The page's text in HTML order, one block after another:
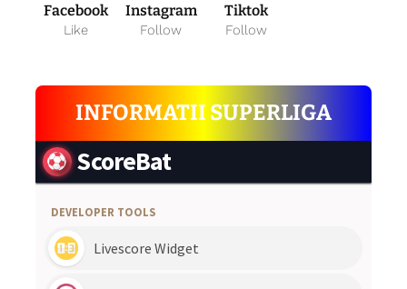
Facebook
Like
Instagram
Follow
Tiktok
Follow
INFORMATII SUPERLIGA